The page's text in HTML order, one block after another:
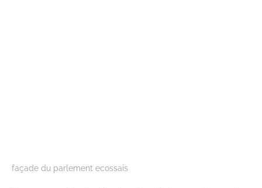
façade du parlement ecossais